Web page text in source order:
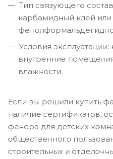
Тип связующего
карбамидный клей или
Условия
внутренние
влажности.
Если вы решили купить
наличие сертификатов,
фанера для детских
общественного
строительных и